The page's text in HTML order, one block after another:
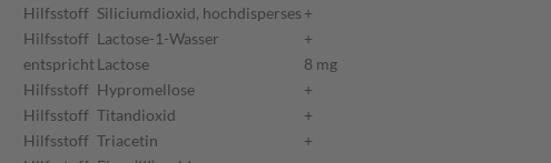
Hilfsstoff Siliciumdioxid, hochdisperses +
Hilfsstoff Lactose-1-Wasser
+
entsprichtLactose
8 mg
Hilfsstoff Hypromellose
+
Hilfsstoff Titandioxid
+
Hilfsstoff Triacetin
+